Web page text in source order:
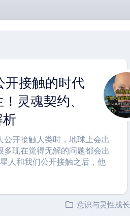
开接触的时代
灵魂契约、
开接触人类时，地球上会出
现在觉得无解的问题都会出
人和我们公开接触之后，他
意识与灵性成长